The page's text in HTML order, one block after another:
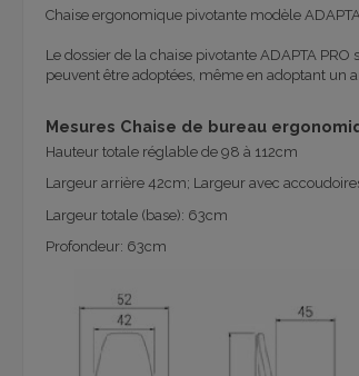
Chaise ergonomique pivotante modèle
Le dossier de la chaise pivotante ADAPTA
peuvent être adoptées, même en adoptant un
Mesures Chaise de bureau
Hauteur totale réglable de 98 à 112cm
Largeur arrière 42cm; Largeur avec
Largeur totale (base): 63cm
Profondeur: 63cm